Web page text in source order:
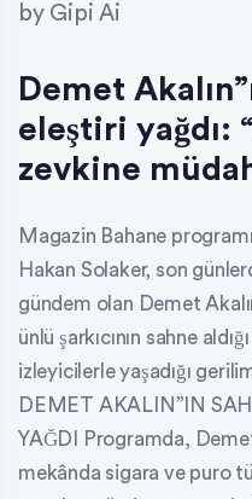
by Gipi Ai
Demet
eleştiri yağdı:
zevkine
Magazin Bahane
Hakan Solaker, son
gündem olan Demet
ünlü şarkıcının sahne
izleyicilerle yaşadığı
DEMET AKALIN”IN
YAĞDI Programda, Demet
mekânda sigara ve puro